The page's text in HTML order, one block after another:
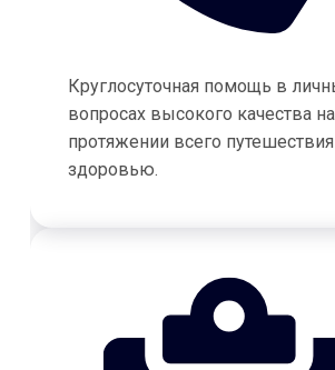
Круглосуточная помощь в
вопросах высокого качества на
протяжении всего
здоровью.